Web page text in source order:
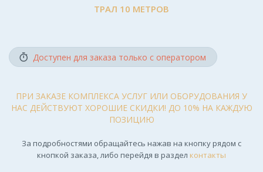
ТРАЛ 10 МЕТРОВ
Доступен для заказа только с оператором
ПРИ ЗАКАЗЕ КОМПЛЕКСА УСЛУГ ИЛИ ОБОРУДОВАНИЯ У
НАС ДЕЙСТВУЮТ ХОРОШИЕ СКИДКИ! ДО 10% НА КАЖДУЮ
ПОЗИЦИЮ
За подробностями обращайтесь нажав на кнопку рядом с
кнопкой заказа, либо перейдя в раздел контакты